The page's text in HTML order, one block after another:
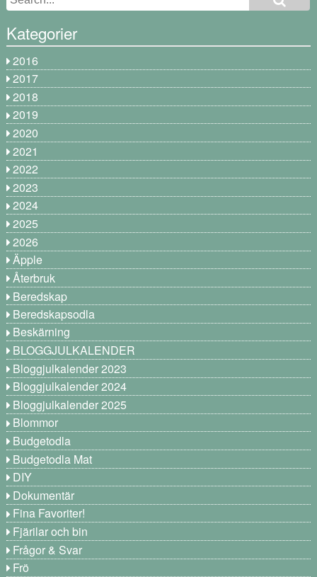
Kategorier
2016
2017
2018
2019
2020
2021
2022
2023
2024
2025
2026
Äpple
Återbruk
Beredskap
Beredskapsodla
Beskärning
BLOGGJULKALENDER
Bloggjulkalender 2023
Bloggjulkalender 2024
Bloggjulkalender 2025
Blommor
Budgetodla
Budgetodla Mat
DIY
Dokumentär
Fina Favoriter!
Fjärilar och bin
Frågor & Svar
Frö